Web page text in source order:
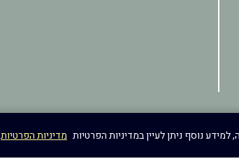
מדיניות הפרטיות